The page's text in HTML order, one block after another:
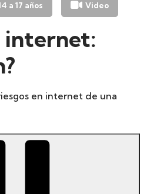
a 17 años Video
internet:
en internet de una